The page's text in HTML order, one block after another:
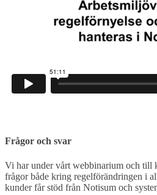
Frågor och svar
Vi har under vårt webbinarium och till
frågor både kring regelförändringen i
kunder får stöd från Notisum och